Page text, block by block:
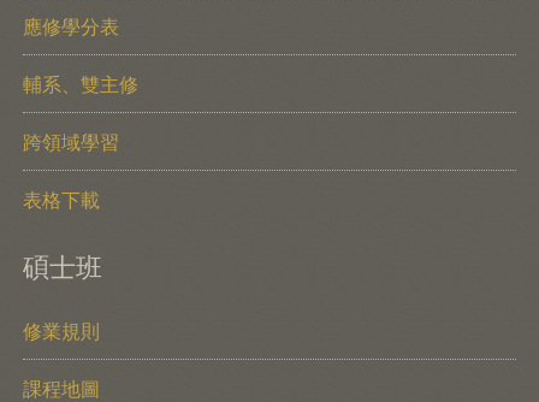
應修學分表
輔系、雙主修
跨領域學習
表格下載
碩士班
修業規則
課程地圖